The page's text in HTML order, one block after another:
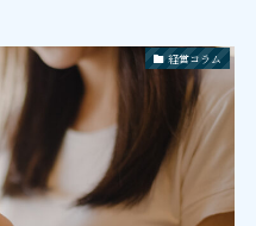
経営コラム